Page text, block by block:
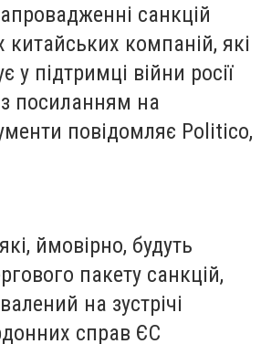
санкцій
китайських компаній, які
у підтримці війни росії
посиланням на
повідомляє Politico,
ймовірно, будуть
пакету санкцій,
на зустрічі
справ ЄС